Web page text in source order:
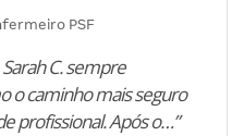
PSF
Sarah C. sempre
o caminho mais seguro
profissional. Após o…”